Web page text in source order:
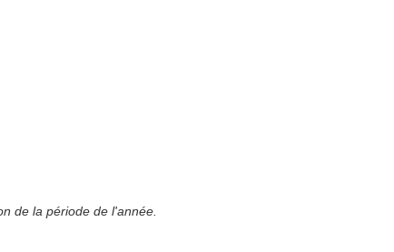
de la période de l'année.